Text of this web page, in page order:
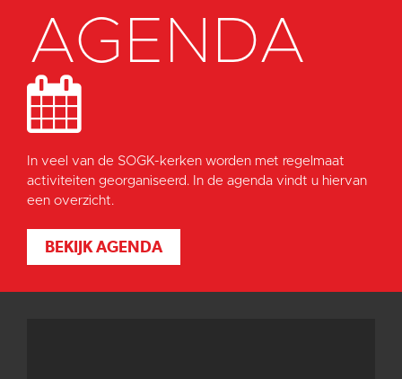
AGENDA
In veel van de SOGK-kerken worden met regelmaat
activiteiten georganiseerd. In de agenda vindt u hiervan
een overzicht.
BEKIJK AGENDA